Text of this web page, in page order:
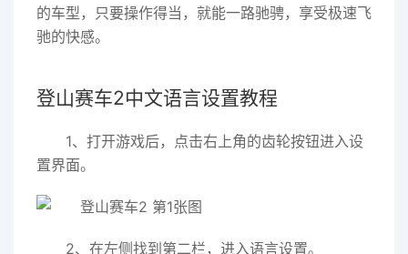
的车型，只要操作得当，就能一路驰骋，享受极速飞
驰的快感。
登山赛车2中文语言设置教程
1、打开游戏后，点击右上角的齿轮按钮进入设
置界面。
2、在左侧找到第二栏，进入语言设置。